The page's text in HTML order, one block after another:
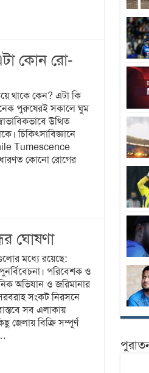
কোন রো-
থাকে কেন? এটা কি
পুরুষেরই সকালে ঘুম
উত্থিত
চিকিৎসাবিজ্ঞানে
Tumescence
কোনো রোগের
ঘোষণা
মধ্যে রয়েছে:
পরিবেশক ও
অভিযান ও জরিমানার
সংকট নিরসনে
সব এলাকায়
জেলায় বিক্রি সম্পূর্ণ